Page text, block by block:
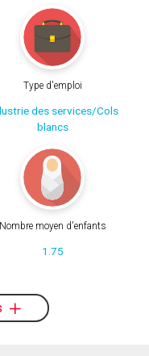
Type d'emploi
des services/Cols
blancs
Nombre moyen d'enfants
1.75